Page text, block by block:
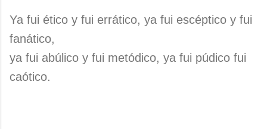
Ya fui ético y fui errático, ya fui escéptico y fui
fanático,
ya fui abúlico y fui metódico, ya fui púdico fui
caótico.